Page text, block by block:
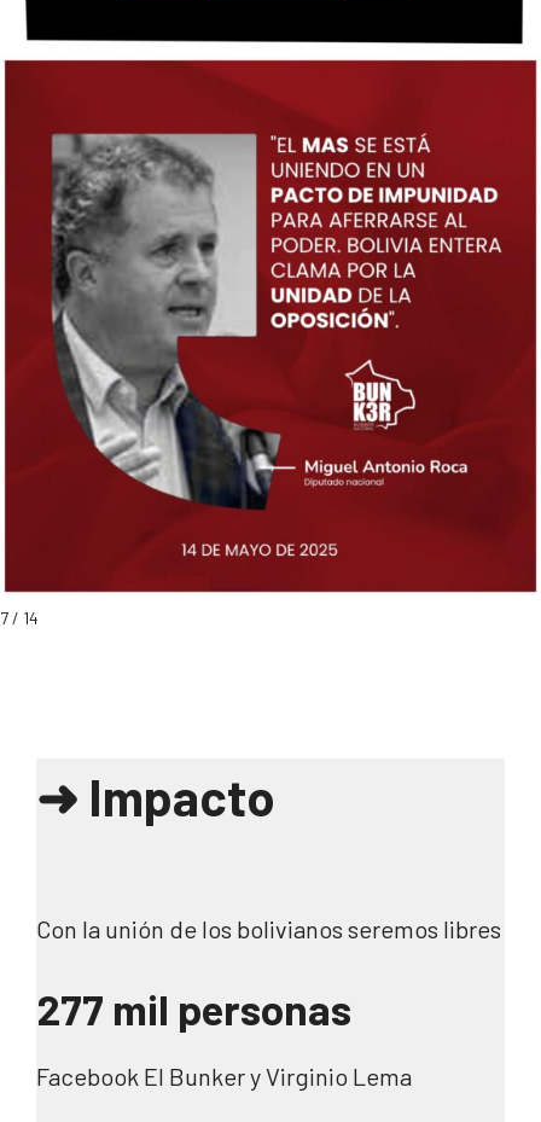
7 / 14
➜ Impacto
Con la unión de los bolivianos seremos libres
277 mil personas
Facebook El Bunker y Virginio Lema